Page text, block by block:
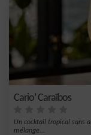
Cario’ Caraïbos
Un cocktail tropical sans
mélange...